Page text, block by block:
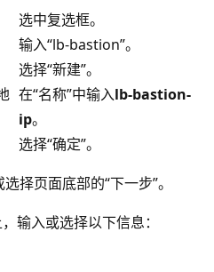
选中复选框。
输入“lb-bastion”。
选择“新建”。
在“名称”中输入lb-bastion-
ip。
选择“确定”。
择页面底部的“下一步”。
输入或选择以下信息：